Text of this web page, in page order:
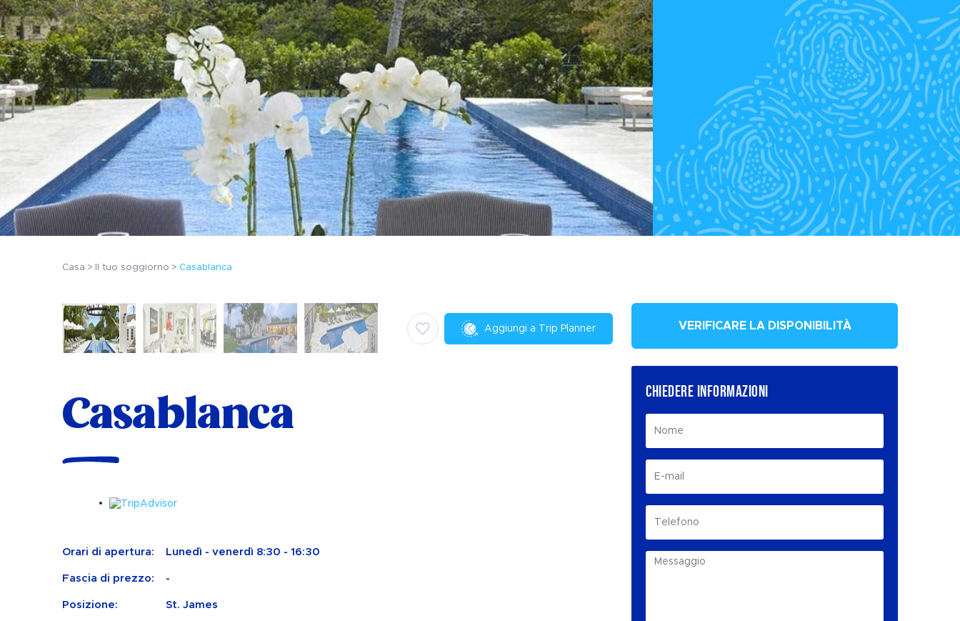
Casa Il tuo soggiorno Casablanca
Aggiungi a Trip Planner
Casablanca
Orari di apertura: Lunedì - venerdì 8:30 - 16:30
Fascia di prezzo: -
Posizione: St. James
VERIFICARE LA DISPONIBILITÀ
CHIEDERE INFORMAZIONI